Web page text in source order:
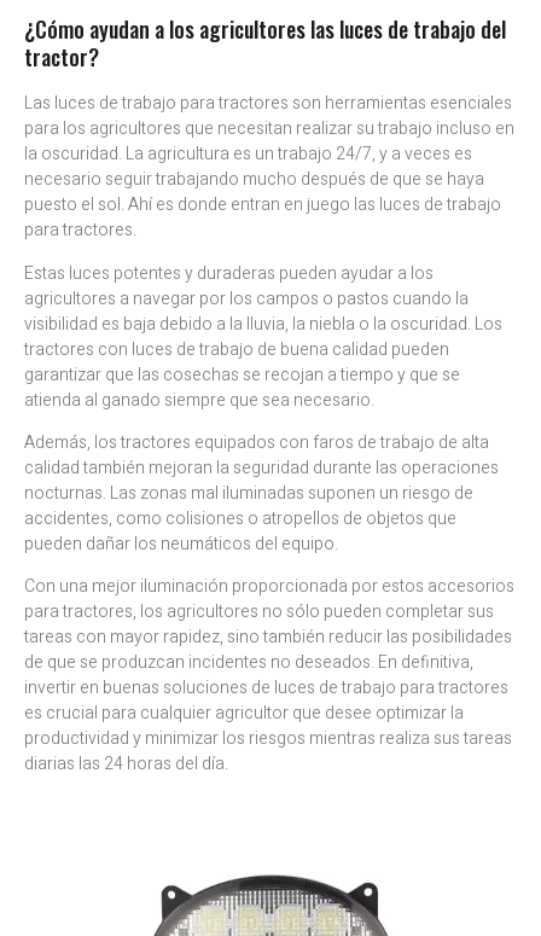
¿Cómo ayudan a los agricultores las luces de trabajo del
tractor?
Las luces de trabajo para tractores son herramientas esenciales
para los agricultores que necesitan realizar su trabajo incluso en
la oscuridad. La agricultura es un trabajo 24/7, y a veces es
necesario seguir trabajando mucho después de que se haya
puesto el sol. Ahí es donde entran en juego las luces de trabajo
para tractores.
Estas luces potentes y duraderas pueden ayudar a los
agricultores a navegar por los campos o pastos cuando la
visibilidad es baja debido a la lluvia, la niebla o la oscuridad. Los
tractores con luces de trabajo de buena calidad pueden
garantizar que las cosechas se recojan a tiempo y que se
atienda al ganado siempre que sea necesario.
Además, los tractores equipados con faros de trabajo de alta
calidad también mejoran la seguridad durante las operaciones
nocturnas. Las zonas mal iluminadas suponen un riesgo de
accidentes, como colisiones o atropellos de objetos que
pueden dañar los neumáticos del equipo.
Con una mejor iluminación proporcionada por estos accesorios
para tractores, los agricultores no sólo pueden completar sus
tareas con mayor rapidez, sino también reducir las posibilidades
de que se produzcan incidentes no deseados. En definitiva,
invertir en buenas soluciones de luces de trabajo para tractores
es crucial para cualquier agricultor que desee optimizar la
productividad y minimizar los riesgos mientras realiza sus tareas
diarias las 24 horas del día.